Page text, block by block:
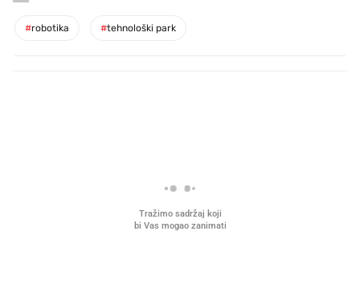
#robotika #tehnološki park